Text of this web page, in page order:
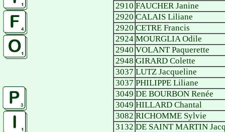
2910 FAUCHER Janine
2920 CALAIS Liliane
2920 CETRE Francis
2924 MOURGLIA Odile
2940 VOLANT Paquerette
2948 GIRARD Colette
3037 LUTZ Jacqueline
3037 PHILIPPE Liliane
3049 DE BOURBON Renée
3049 HILLARD Chantal
3082 RICHOMME Sylvie
3132 DE SAINT MARTIN